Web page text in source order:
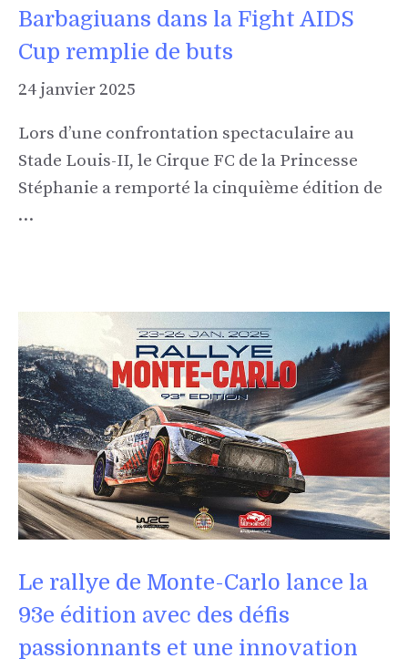
Barbagiuans dans la Fight AIDS
Cup remplie de buts
24 janvier 2025
Lors d’une confrontation spectaculaire au
Stade Louis-II, le Cirque FC de la Princesse
Stéphanie a remporté la cinquième édition de
…
Le rallye de Monte-Carlo lance la
93e édition avec des défis
passionnants et une innovation